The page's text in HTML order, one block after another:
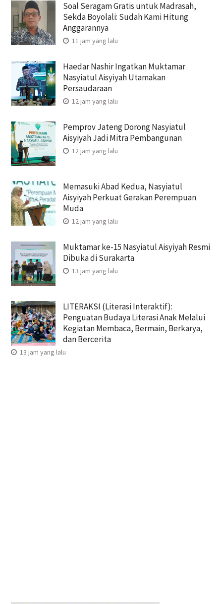
Soal Seragam Gratis untuk Madrasah,
Sekda Boyolali: Sudah Kami Hitung
Anggarannya
11 jam yang lalu
Haedar Nashir Ingatkan Muktamar
Nasyiatul Aisyiyah Utamakan
Persaudaraan
12 jam yang lalu
Pemprov Jateng Dorong Nasyiatul
Aisyiyah Jadi Mitra Pembangunan
12 jam yang lalu
Memasuki Abad Kedua, Nasyiatul
Aisyiyah Perkuat Gerakan Perempuan
Muda
12 jam yang lalu
Muktamar ke-15 Nasyiatul Aisyiyah Resmi
Dibuka di Surakarta
13 jam yang lalu
LITERAKSI (Literasi Interaktif):
Penguatan Budaya Literasi Anak Melalui
Kegiatan Membaca, Bermain, Berkarya,
dan Bercerita
13 jam yang lalu